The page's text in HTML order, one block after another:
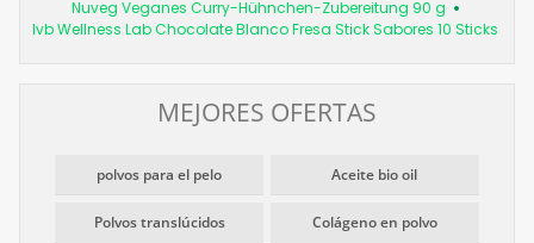
Nuveg Veganes Curry-Hühnchen-Zubereitung 90 g
Ivb Wellness Lab Chocolate Blanco Fresa Stick Sabores 10 Sticks
MEJORES OFERTAS
polvos para el pelo Aceite bio oil
Polvos translúcidos Colágeno en polvo